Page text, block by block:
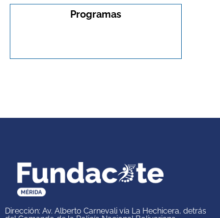
Programas
Dirección: Av. Alberto Carnevali vía La Hechicera, detrás